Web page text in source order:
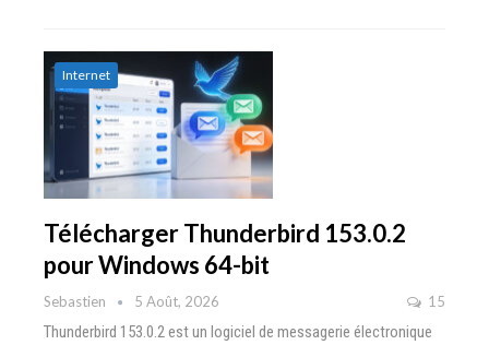
Internet
Télécharger Thunderbird 153.0.2
pour Windows 64-bit
Sebastien 5 Août, 2026 15
Thunderbird 153.0.2 est un logiciel de messagerie électronique